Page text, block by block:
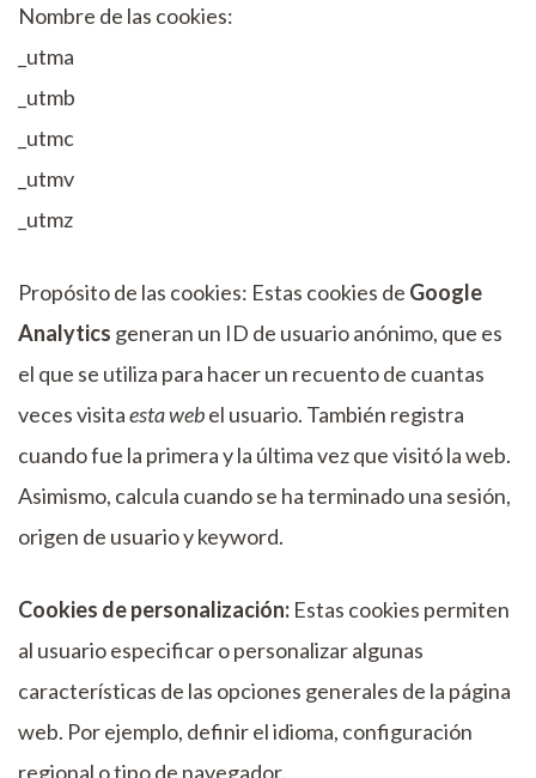
Nombre de las cookies:
_utma
_utmb
_utmc
_utmv
_utmz
Propósito de las cookies: Estas cookies de Google
Analytics generan un ID de usuario anónimo, que es
el que se utiliza para hacer un recuento de cuantas
veces visitaesta webel usuario. También registra
cuando fue la primera y la última vez que visitó la web.
Asimismo, calcula cuando se ha terminado una sesión,
origen de usuario y keyword.
Cookies de personalización: Estas cookies permiten
al usuario especificar o personalizar algunas
características de las opciones generales de la página
web. Por ejemplo, definir el idioma, configuración
regional o tipo de navegador.